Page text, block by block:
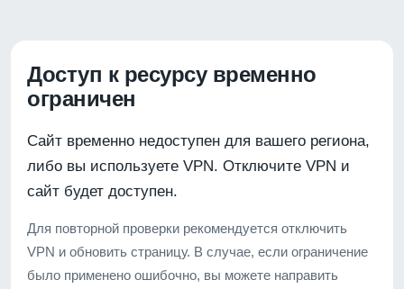
Доступ к ресурсу временно
ограничен
Сайт временно недоступен для вашего региона,
либо вы используете VPN. Отключите VPN и
сайт будет доступен.
Для повторной проверки рекомендуется отключить
VPN и обновить страницу. В случае, если ограничение
было применено ошибочно, вы можете направить